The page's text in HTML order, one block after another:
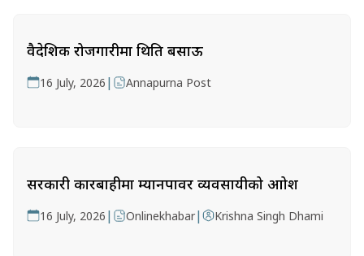
वैदेशिक रोजगारीमा थिति बसाऊ
16 July, 2026 | Annapurna Post
सरकारी कारबाहीमा म्यानपावर व्यवसायीको आक्रोश
16 July, 2026 | Onlinekhabar| Krishna Singh Dhami